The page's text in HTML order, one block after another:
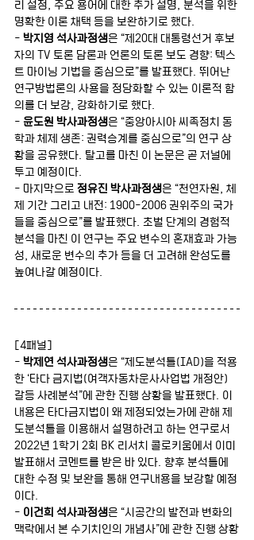
리 설정, 주요 용어에 대한 추가 설명, 분석을 위한
명확한 이론 채택 등을 보완하기로 했다.
- 박지영 석사과정생은 “제20대 대통령선거 후보
자의 TV 토론 담론과 언론의 토론 보도 경향: 텍스
트 마이닝 기법을 중심으로”를 발표했다. 뛰어난
연구방법론의 사용을 정당화할 수 있는 이론적 함
의를 더 보강, 강화하기로 했다.
- 윤도원 박사과정생은 “중앙아시아 씨족정치 동
학과 체제 생존: 권력승계를 중심으로”의 연구 상
황을 공유했다. 탈고를 마친 이 논문은 곧 저널에
투고 예정이다.
- 마지막으로 정유진 박사과정생은 “천연자원, 체
제 기간 그리고 내전: 1900-2006 권위주의 국가
들을 중심으로”를 발표했다. 초벌 단계의 경험적
분석을 마친 이 연구는 주요 변수의 혼재효과 가능
성, 새로운 변수의 추가 등을 더 고려해 완성도를
높여나갈 예정이다.
[4패널]
- 박제연 석사과정생은 “제도분석틀(IAD)을 적용
한 ‘타다 금지법(여객자동차운사사업법 개정안)
갈등 사례분석”에 관한 진행 상황을 발표했다. 이
내용은 타다금지법이 왜 제정되었는가에 관해 제
도분석틀을 이용해서 설명하려고 하는 연구로서
2022년 1학기 2회 BK 리서치 콜로키움에서 이미
발표해서 코멘트를 받은 바 있다. 향후 분석틀에
대한 수정 및 보완을 통해 연구내용을 보강할 예정
이다.
- 이건희 석사과정생은 “시공간의 발전과 변화의
맥락에서 본 수기치인의 개념사”에 관한 진행 상황